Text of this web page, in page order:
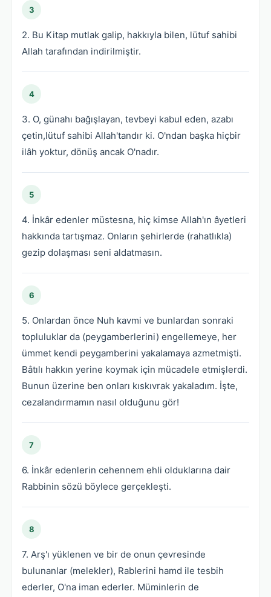
3
2. Bu Kitap mutlak galip, hakkıyla bilen, lütuf sahibi
Allah tarafından indirilmiştir.
4
3. O, günahı bağışlayan, tevbeyi kabul eden, azabı
çetin,lütuf sahibi Allah'tandır ki. O'ndan başka hiçbir
ilâh yoktur, dönüş ancak O'nadır.
5
4. İnkâr edenler müstesna, hiç kimse Allah'ın âyetleri
hakkında tartışmaz. Onların şehirlerde (rahatlıkla)
gezip dolaşması seni aldatmasın.
6
5. Onlardan önce Nuh kavmi ve bunlardan sonraki
topluluklar da (peygamberlerini) engellemeye, her
ümmet kendi peygamberini yakalamaya azmetmişti.
Bâtılı hakkın yerine koymak için mücadele etmişlerdi.
Bunun üzerine ben onları kıskıvrak yakaladım. İşte,
cezalandırmamın nasıl olduğunu gör!
7
6. İnkâr edenlerin cehennem ehli olduklarına dair
Rabbinin sözü böylece gerçekleşti.
8
7. Arş'ı yüklenen ve bir de onun çevresinde
bulunanlar (melekler), Rablerini hamd ile tesbih
ederler, O'na iman ederler. Müminlerin de